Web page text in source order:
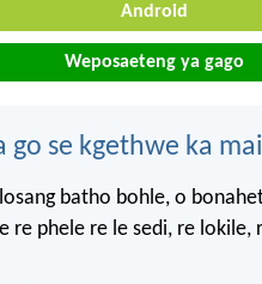
Android
Weposaeteng ya gago
go se kgethwe ka
batho bohle, o
re phele re le sedi, re lokile,